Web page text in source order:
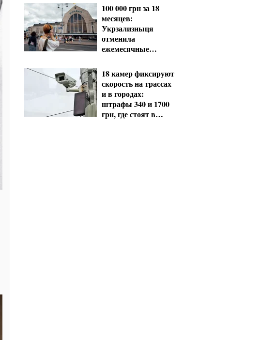
100 000 грн за 18
месяцев:
Укрзализныця
отменила
ежемесячные
мобилизованным
18 камер фиксируют
скорость на трассах
и в городах:
штрафы 340 и 1700
грн, где стоят в